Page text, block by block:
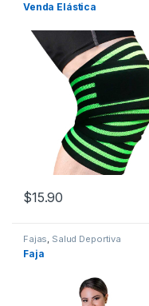
Venda Elástica
$15.90
Este producto tiene
Fajas, Salud Deportiva
Faja